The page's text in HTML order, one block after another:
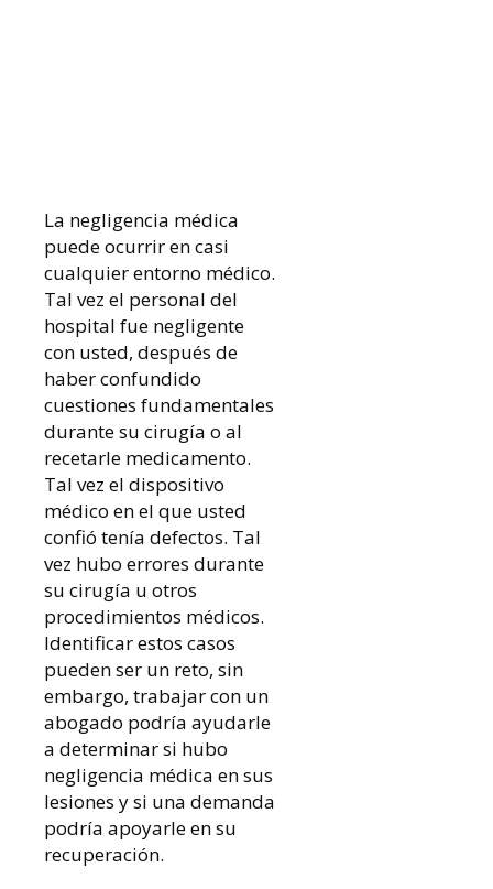
La negligencia médica
puede ocurrir en casi
cualquier entorno médico.
Tal vez el personal del
hospital fue negligente
con usted, después de
haber confundido
cuestiones fundamentales
durante su cirugía o al
recetarle medicamento.
Tal vez el dispositivo
médico en el que usted
confió tenía defectos. Tal
vez hubo errores durante
su cirugía u otros
procedimientos médicos.
Identificar estos casos
pueden ser un reto, sin
embargo, trabajar con un
abogado podría ayudarle
a determinar si hubo
negligencia médica en sus
lesiones y si una demanda
podría apoyarle en su
recuperación.